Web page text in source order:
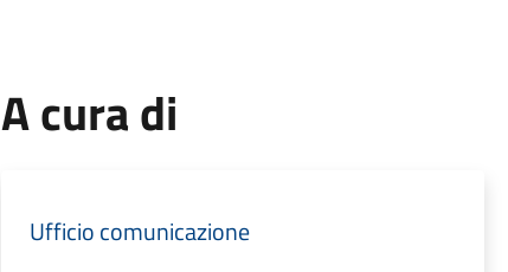
A cura di
Ufficio comunicazione